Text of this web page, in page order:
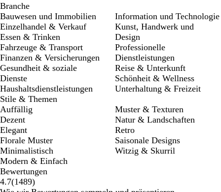
Branche
Bauwesen und Immobilien
Einzelhandel & Verkauf
Essen & Trinken
Fahrzeuge & Transport
Finanzen & Versicherungen
Gesundheit & soziale
Dienste
Haushaltsdienstleistungen
Information und Technologie
Kunst, Handwerk und
Design
Professionelle
Dienstleistungen
Reise & Unterkunft
Schönheit & Wellness
Unterhaltung & Freizeit
Stile & Themen
Auffällig
Dezent
Elegant
Florale Muster
Minimalistisch
Modern & Einfach
Muster & Texturen
Natur & Landschaften
Retro
Saisonale Designs
Witzig & Skurril
Bewertungen
4.7(14891489
)